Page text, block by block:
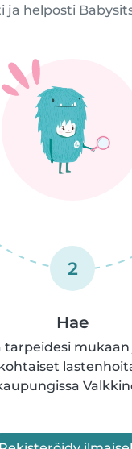
ja helposti
2
Hae
tarpeidesi